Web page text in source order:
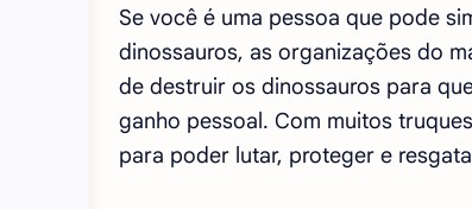
Se você é uma pessoa que pode
dinossauros, as organizações do
de destruir os dinossauros para
ganho pessoal. Com muitos
para poder lutar, proteger e